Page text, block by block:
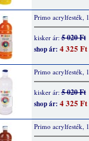
Primo acrylfesték,
kisker ár:5 020 Ft
shop ár: 4 325 Ft
Primo acrylfesték,
kisker ár:5 020 Ft
shop ár: 4 325 Ft
Primo acrylfesték,